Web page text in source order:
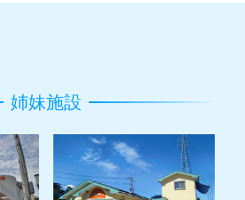
姉妹施設